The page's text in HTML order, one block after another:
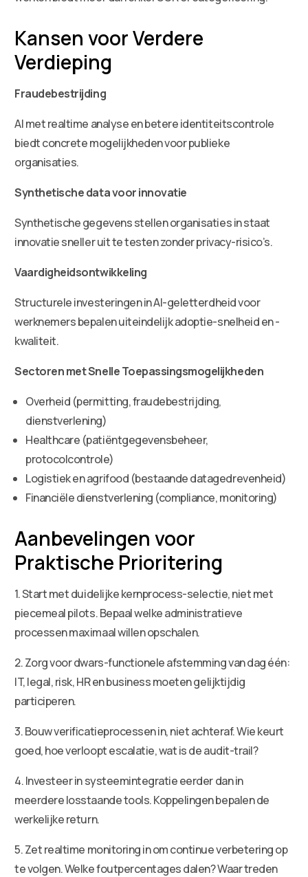
Kansen voor Verdere
Verdieping
Fraudebestrijding
AI met realtime analyse en betere identiteitscontrole
biedt concrete mogelijkheden voor publieke
organisaties.
Synthetische data voor innovatie
Synthetische gegevens stellen organisaties in staat
innovatie sneller uit te testen zonder privacy-risico’s.
Vaardigheidsontwikkeling
Structurele investeringen in AI-geletterdheid voor
werknemers bepalen uiteindelijk adoptie-snelheid en -
kwaliteit.
Sectoren met Snelle Toepassingsmogelijkheden
Overheid (permitting, fraudebestrijding,
dienstverlening)
Healthcare (patiëntgegevensbeheer,
protocolcontrole)
Logistiek en agrifood (bestaande datagedrevenheid)
Financiële dienstverlening (compliance, monitoring)
Aanbevelingen voor
Praktische Prioritering
1. Start met duidelijke kernprocess-selectie, niet met
piecemeal pilots. Bepaal welke administratieve
processen maximaal willen opschalen.
2. Zorg voor dwars-functionele afstemming van dag één:
IT, legal, risk, HR en business moeten gelijktijdig
participeren.
3. Bouw verificatieprocessen in, niet achteraf. Wie keurt
goed, hoe verloopt escalatie, wat is de audit-trail?
4. Investeer in systeemintegratie eerder dan in
meerdere losstaande tools. Koppelingen bepalen de
werkelijke return.
5. Zet realtime monitoring in om continue verbetering op
te volgen. Welke foutpercentages dalen? Waar treden